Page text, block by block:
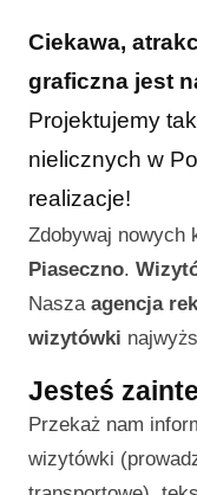
Ciekawa,
graficzna jest
Projektujemy
nielicznych w
realizacje!
Zdobywaj nowych
Piaseczno.
Nasza agencja
wizytówki
Jesteś
Przekaż nam
wizytówki